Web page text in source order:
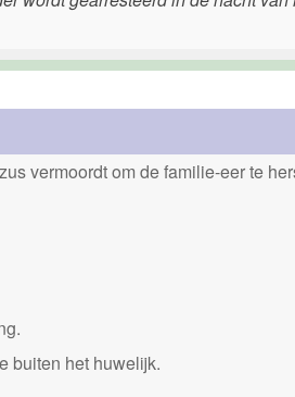
vermoordt om de familie-eer te
buiten het huwelijk.